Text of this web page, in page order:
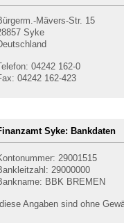
Mävers-Str. 15
Syke
04242 162-0
04242 162-423
Syke: Bankdaten
29001515
29000000
BBK BREMEN
Angaben sind ohne